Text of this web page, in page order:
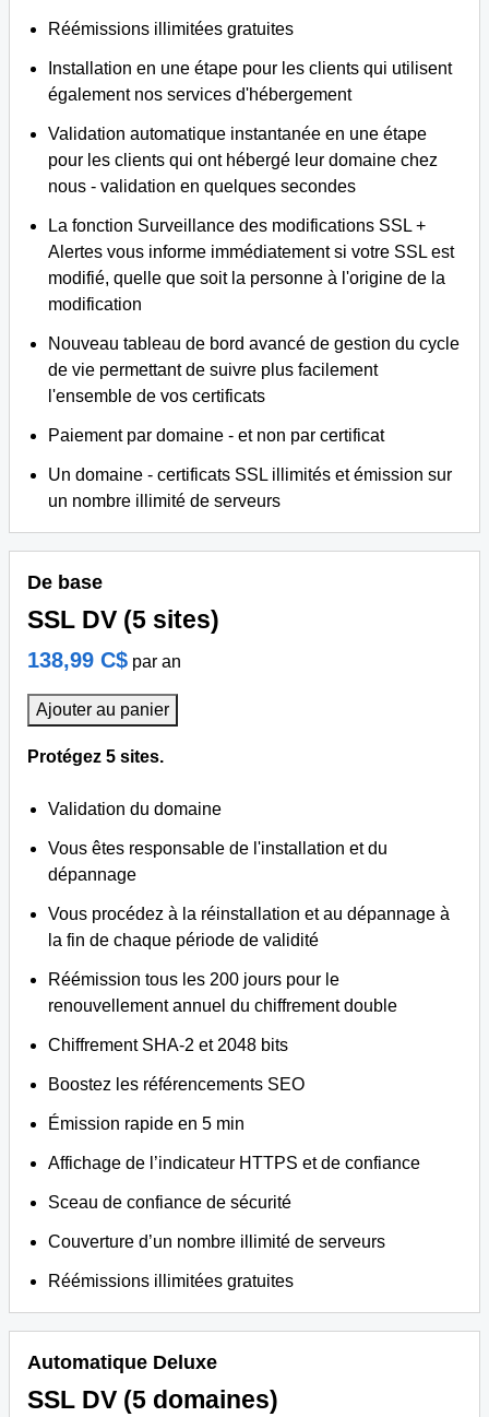
Réémissions illimitées gratuites
Installation en une étape pour les clients qui utilisent
également nos services d'hébergement
Validation automatique instantanée en une étape
pour les clients qui ont hébergé leur domaine chez
nous - validation en quelques secondes
La fonction Surveillance des modifications SSL +
Alertes vous informe immédiatement si votre SSL est
modifié, quelle que soit la personne à l'origine de la
modification
Nouveau tableau de bord avancé de gestion du cycle
de vie permettant de suivre plus facilement
l'ensemble de vos certificats
Paiement par domaine - et non par certificat
Un domaine - certificats SSL illimités et émission sur
un nombre illimité de serveurs
De base
SSL DV (5 sites)
138,99 C$ par an
Ajouter au panier
Protégez 5 sites.
Validation du domaine
Vous êtes responsable de l'installation et du
dépannage
Vous procédez à la réinstallation et au dépannage à
la fin de chaque période de validité
Réémission tous les 200 jours pour le
renouvellement annuel du chiffrement double
Chiffrement SHA-2 et 2048 bits
Boostez les référencements SEO
Émission rapide en 5 min
Affichage de l’indicateur HTTPS et de confiance
Sceau de confiance de sécurité
Couverture d’un nombre illimité de serveurs
Réémissions illimitées gratuites
Automatique Deluxe
SSL DV (5 domaines)